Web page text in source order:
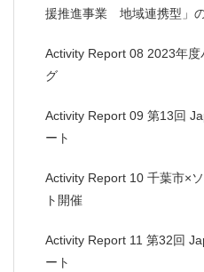
援推進事業 地域連携型」
Activity Report 08 2023年
グ
Activity Report 09 第13回
ート
Activity Report 10 千葉市×
ト開催
Activity Report 11 第32回
ート